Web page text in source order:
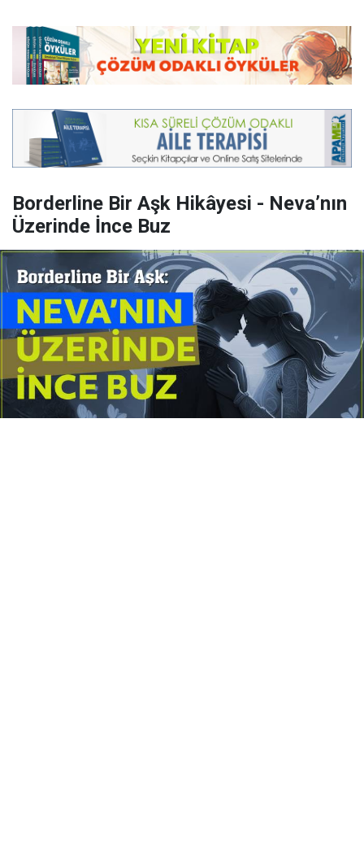
Borderline Bir Aşk Hikâyesi - Neva’nın
Üzerinde İnce Buz